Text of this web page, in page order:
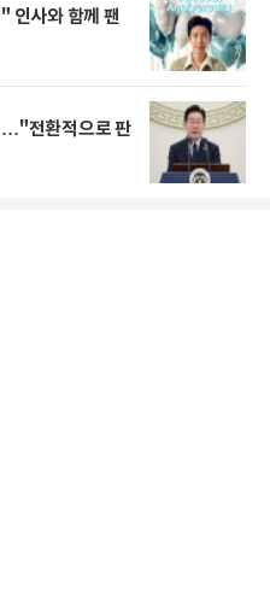
사와 함께 팬
…"전환적으로 판